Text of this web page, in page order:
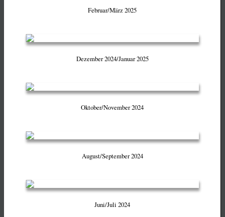
Februar/März 2025
Dezember 2024/Januar 2025
Oktober/November 2024
August/September 2024
Juni/Juli 2024